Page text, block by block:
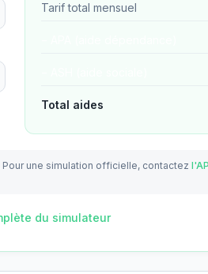
Tarif total mensuel
Total aides
Pour une simulation officielle, contactez
du simulateur